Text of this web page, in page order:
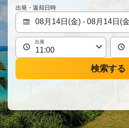
出発・返却日時
出発
検索する